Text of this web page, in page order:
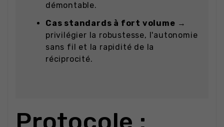
démontable.
Cas standards à fort volume →
privilégier la robustesse, l'autonomie
sans fil et la rapidité de la
réciprocité.